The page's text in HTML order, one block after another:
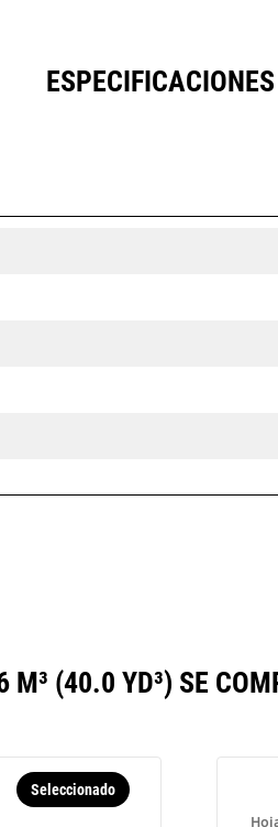
(40.0 YD³) SE
Seleccionado